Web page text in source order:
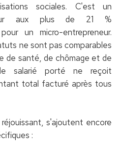
sociales. C'est un
aux plus de 21 %
un micro-entrepreneur.
ne sont pas comparables
de santé, de chômage et de
le salarié porté ne reçoit
total facturé après tous
s'ajoutent encore
: